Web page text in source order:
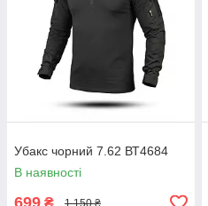
Убакс чорний 7.62 ВТ4684
В наявності
1 150 ₴